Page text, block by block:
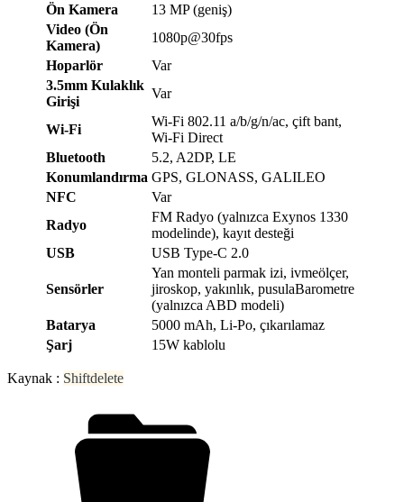
Ön Kamera
13 MP (geniş)
Video (Ön
Kamera)
1080p@30fps
Hoparlör
Var
3.5mm Kulaklık
Girişi
Var
Wi-Fi
Wi-Fi 802.11 a/b/g/n/ac, çift bant,
Wi-Fi Direct
Bluetooth
5.2, A2DP, LE
Konumlandırma GPS, GLONASS, GALILEO
NFC
Var
Radyo
FM Radyo (yalnızca Exynos 1330
modelinde), kayıt desteği
USB
USB Type-C 2.0
Sensörler
Yan monteli parmak izi, ivmeölçer,
jiroskop, yakınlık, pusulaBarometre
(yalnızca ABD modeli)
Batarya
5000 mAh, Li-Po, çıkarılamaz
Şarj
15W kablolu
Kaynak : Shiftdelete